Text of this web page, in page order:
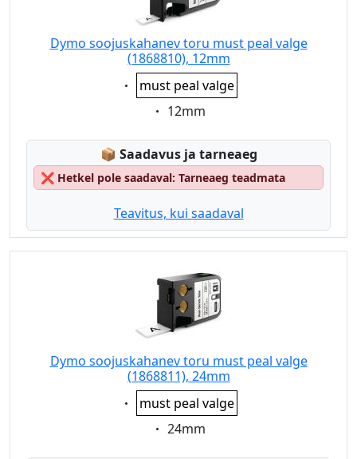
Dymo soojuskahanev toru must peal valge
(1868810), 12mm
Eigenschaft:
must peal valge
Eigenschaft:
12mm
📦 Lagerstatus:
Saadavus ja tarneaeg
❌ Hetkel pole saadaval: Tarneaeg teadmata
Teavitus, kui saadaval
Dymo soojuskahanev toru must peal valge
(1868811), 24mm
Eigenschaft:
must peal valge
Eigenschaft:
24mm